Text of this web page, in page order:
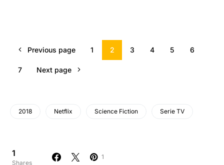
Previous page 1 2 3 4 5 6
7 Next page
2018 Netflix Science Fiction Serie TV
1
Shares
1